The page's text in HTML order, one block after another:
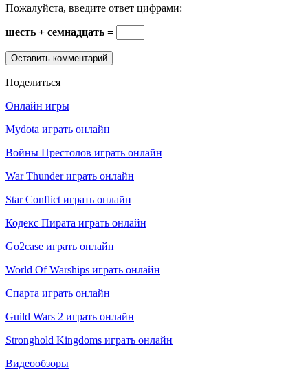
Пожалуйста, введите ответ цифрами:
шесть + семнадцать =
Поделиться
Онлайн игры
Mydota играть онлайн
Войны Престолов играть онлайн
War Thunder играть онлайн
Star Conflict играть онлайн
Кодекс Пирата играть онлайн
Go2case играть онлайн
World Of Warships играть онлайн
Спарта играть онлайн
Guild Wars 2 играть онлайн
Stronghold Kingdoms играть онлайн
Видеообзоры